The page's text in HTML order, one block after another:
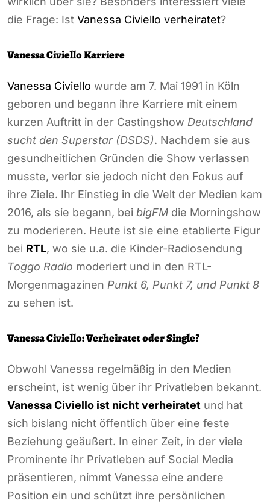
die Frage: Ist Vanessa Civiello verheiratet?
Vanessa Civiello Karriere
Vanessa Civiello wurde am 7. Mai 1991 in Köln
geboren und begann ihre Karriere mit einem
kurzen Auftritt in der Castingshow Deutschland
sucht den Superstar (DSDS). Nachdem sie aus
gesundheitlichen Gründen die Show verlassen
musste, verlor sie jedoch nicht den Fokus auf
ihre Ziele. Ihr Einstieg in die Welt der Medien kam
2016, als sie begann, bei bigFM die Morningshow
zu moderieren. Heute ist sie eine etablierte Figur
bei RTL, wo sie u.a. die Kinder-Radiosendung
Toggo Radio moderiert und in den RTL-
Morgenmagazinen Punkt 6, Punkt 7, und Punkt 8
zu sehen ist.
Vanessa Civiello: Verheiratet oder Single?
Obwohl Vanessa regelmäßig in den Medien
erscheint, ist wenig über ihr Privatleben bekannt.
Vanessa Civiello ist nicht verheiratet und hat
sich bislang nicht öffentlich über eine feste
Beziehung geäußert. In einer Zeit, in der viele
Prominente ihr Privatleben auf Social Media
präsentieren, nimmt Vanessa eine andere
Position ein und schützt ihre persönlichen